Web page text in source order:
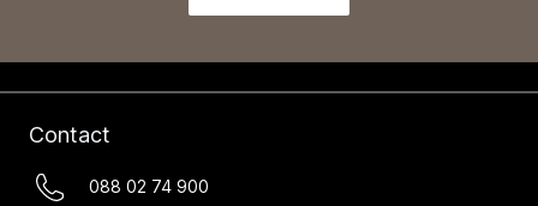
Contact
088 02 74 900